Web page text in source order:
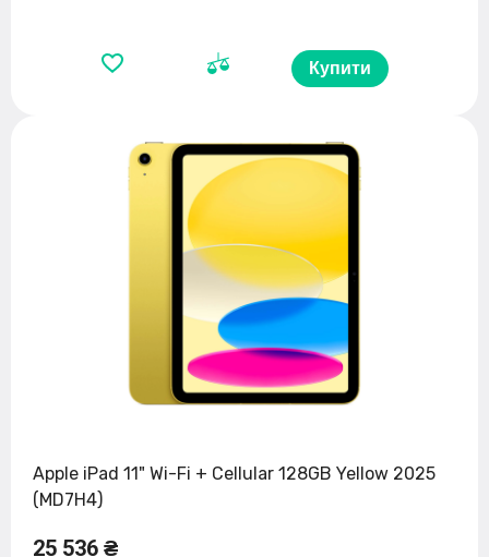
Купити
Apple iPad 11" Wi-Fi + Cellular 128GB Yellow 2025
(MD7H4)
25 536 ₴